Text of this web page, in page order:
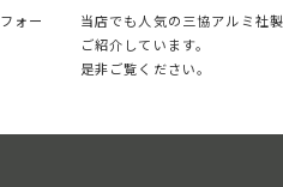
も人気の三協アルミ社製製品の豊富な
しています。
覧ください。